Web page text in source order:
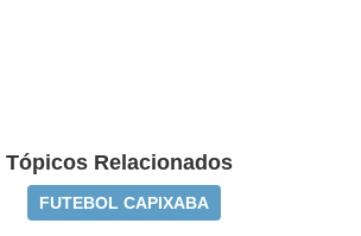
Tópicos Relacionados
FUTEBOL CAPIXABA